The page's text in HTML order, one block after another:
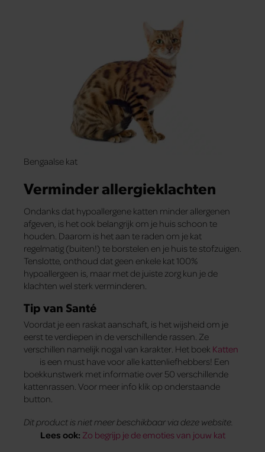
Bengaalse kat
Verminder allergieklachten
Ondanks dat hypoallergene katten minder allergenen
afgeven, is het ook belangrijk om je huis schoon te
houden. Daarom is het aan te raden om je kat
regelmatig (buiten!) te borstelen en je huis te stofzuigen.
Tenslotte, onthoud dat geen enkele kat 100%
hypoallergeen is, maar met de juiste zorg kun je de
klachten wel sterk verminderen.
Tip van Santé
Voordat je een raskat aanschaft, is het wijsheid om je
eerst te verdiepen in de verschillende rassen. Ze
verschillen namelijk nogal van karakter. Het boek Katten
is een must have voor alle kattenliefhebbers! Een
boekkunstwerk met informatie over 50 verschillende
kattenrassen. Voor meer info klik op onderstaande
button.
Dit product is niet meer beschikbaar via deze website.
Lees ook: Zo begrijp je de emoties van jouw kat